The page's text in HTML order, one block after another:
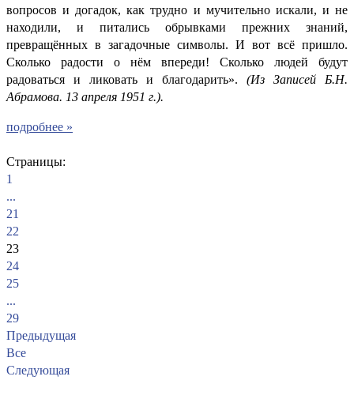
вопросов и догадок, как трудно и мучительно искали, и не
находили, и питались обрывками прежних знаний,
превращённых в загадочные символы. И вот всё пришло.
Сколько радости о нём впереди! Сколько людей будут
радоваться и ликовать и благодарить». (Из Записей Б.Н.
Абрамова. 13 апреля 1951 г.).
подробнее »
Страницы:
1
...
21
22
23
24
25
...
29
Предыдущая
Все
Следующая